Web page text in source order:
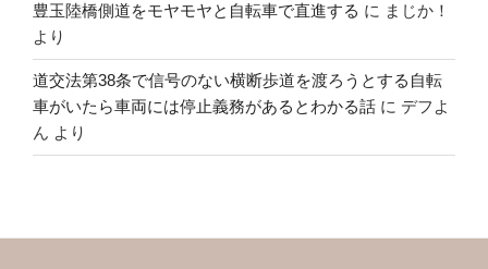
豊玉陸橋側道をモヤモヤと自転車で直進する に まじか！
より
道交法第38条で信号のない横断歩道を渡ろうとする自転
車がいたら車両には停止義務があるとわかる話 に デフよ
ん より